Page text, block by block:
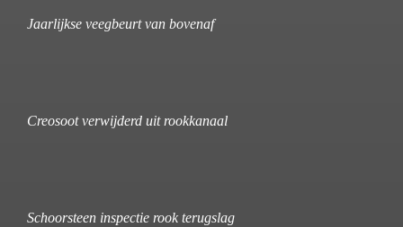
Jaarlijkse veegbeurt van bovenaf
Creosoot verwijderd uit rookkanaal
Schoorsteen inspectie rook terugslag